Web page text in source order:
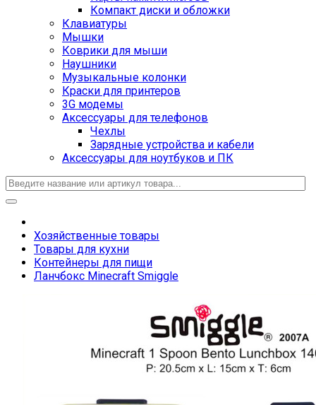
Компакт диски и обложки
Клавиатуры
Мышки
Коврики для мыши
Наушники
Музыкальные колонки
Краски для принтеров
3G модемы
Аксессуары для телефонов
Чехлы
Зарядные устройства и кабели
Аксессуары для ноутбуков и ПК
Хозяйственные товары
Товары для кухни
Контейнеры для пищи
Ланчбокс Minecraft Smiggle